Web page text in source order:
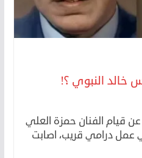
خالد النبوي ؟!
قيام الفنان حمزة العلي
درامي قريب، اصابت